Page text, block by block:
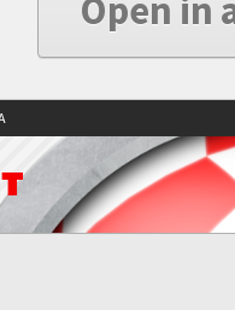
Open in